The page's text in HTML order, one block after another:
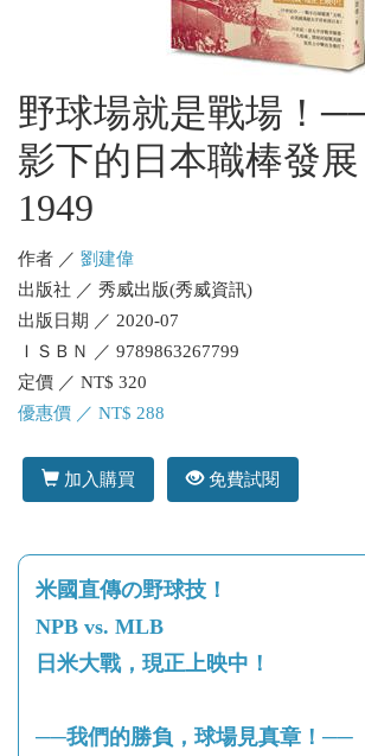
野球場就是戰場！
影下的日本職棒發展
1949
作者 ／ 劉建偉
出版社 ／ 秀威出版(秀威資訊)
出版日期 ／ 2020-07
ＩＳＢＮ ／ 9789863267799
定價 ／ NT$ 320
優惠價 ／ NT$ 288
加入購買 免費試閱
米國直傳の野球技！
NPB vs. MLB
日米大戰，現正上映中！
──我們的勝負，球場見真章！──